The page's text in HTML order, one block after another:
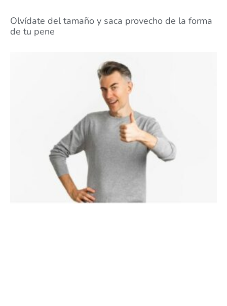
Olvídate del tamaño y saca provecho de la forma
de tu pene